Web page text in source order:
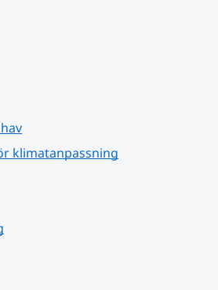
klimatanpassning